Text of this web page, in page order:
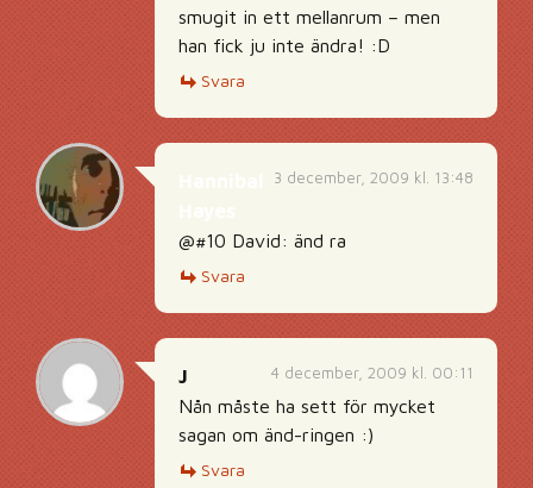
smugit in ett mellanrum – men
han fick ju inte ändra! :D
Svara
3 december, 2009 kl. 13:48
@#10 David: änd ra
Svara
4 december, 2009 kl. 00:11
J
Nån måste ha sett för mycket
sagan om änd-ringen :)
Svara